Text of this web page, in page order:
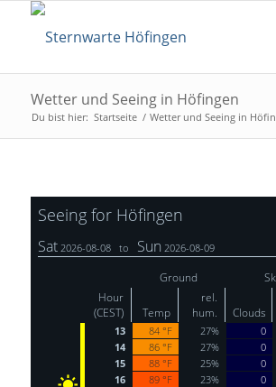
Wetter und Seeing in Höfingen
Du bist hier: Startseite / Wetter und Seeing in